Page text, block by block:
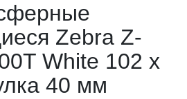
Zebra Z-
White 102 x
40 мм